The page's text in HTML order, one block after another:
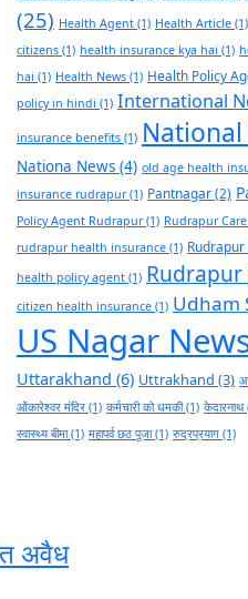
(25) Health Agent (1) Health Article (1)
citizens (1) health insurance kya hai (1)
hai (1) Health News (1) Health Policy
policy in hindi (1) International
insurance benefits (1) National
Nationa News (4) old age health
insurance rudrapur(1) Pantnagar(2)
Policy Agent Rudrapur(1) Rudrapur Care
rudrapur health insurance (1)
health policy agent (1) Rudrapur
citizen health insurance (1) Udham
US Nagar
Uttarakhand (6) Uttrakhand (3)
ओंकारेश्वर मंदिर (1) कर्मचारी को धमकी(1) केदारनाथ
स्वास्थ्य बीमा(1) महापर्व छठ पूजा(1) रुद्रप्रयाग (1)
अवैध